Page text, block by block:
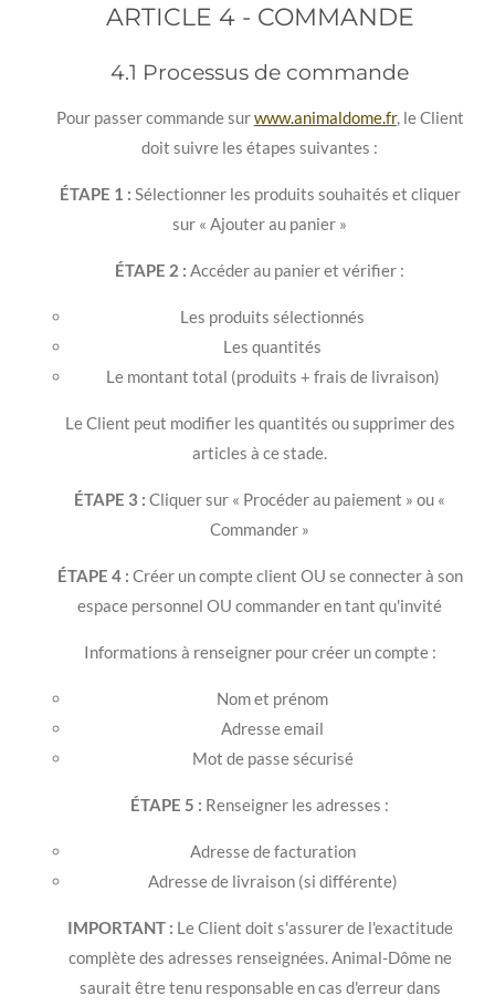
ARTICLE 4 - COMMANDE
4.1 Processus de commande
Pour passer commande surwww.animaldome.fr, le Client
doit suivre les étapes suivantes :
ÉTAPE 1 : Sélectionner les produits souhaités et cliquer
sur « Ajouter au panier »
ÉTAPE 2 : Accéder au panier et vérifier :
Les produits sélectionnés
Les quantités
Le montant total (produits + frais de livraison)
Le Client peut modifier les quantités ou supprimer des
articles à ce stade.
ÉTAPE 3 : Cliquer sur « Procéder au paiement » ou «
Commander »
ÉTAPE 4 : Créer un compte client OU se connecter à son
espace personnel OU commander en tant qu'invité
Informations à renseigner pour créer un compte :
Nom et prénom
Adresse email
Mot de passe sécurisé
ÉTAPE 5 : Renseigner les adresses :
Adresse de facturation
Adresse de livraison (si différente)
IMPORTANT : Le Client doit s'assurer de l'exactitude
complète des adresses renseignées. Animal-Dôme ne
saurait être tenu responsable en cas d'erreur dans